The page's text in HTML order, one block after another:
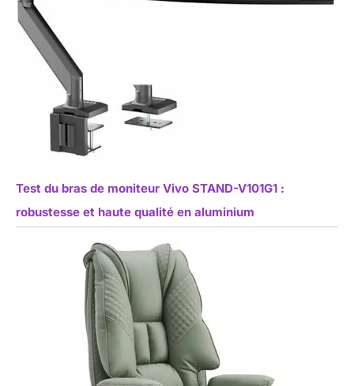
Test du bras de moniteur Vivo STAND-V101G1 :
robustesse et haute qualité en aluminium